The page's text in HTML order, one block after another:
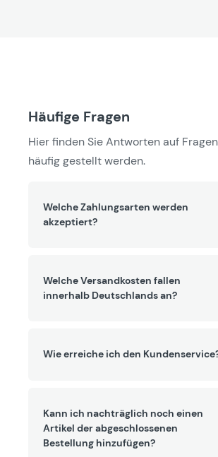
Häufige Fragen
Hier finden Sie Antworten auf
häufig gestellt werden.
Welche Zahlungsarten werden
akzeptiert?
Welche Versandkosten fallen
innerhalb Deutschlands an?
Wie erreiche ich den
Kann ich nachträglich noch einen
Artikel der abgeschlossenen
Bestellung hinzufügen?